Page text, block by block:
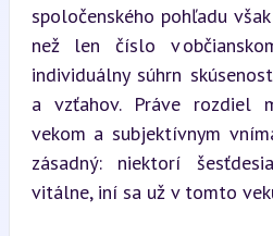
spoločenského pohľadu
než len číslo v
individuálny súhrn
a vzťahov. Práve rozdiel
vekom a subjektívnym
zásadný: niektorí
vitálne, iní sa už v tomto